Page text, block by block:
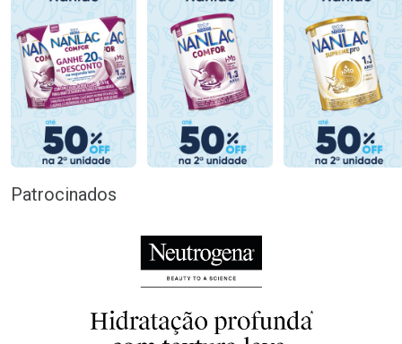
Patrocinados